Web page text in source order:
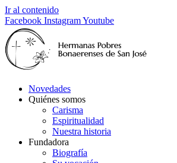
Ir al contenido
Facebook InstagramYoutube
Novedades
Quiénes somos
Carisma
Espiritualidad
Nuestra historia
Fundadora
Biografía